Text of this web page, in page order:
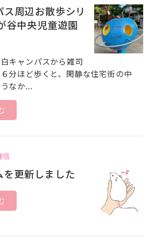
ス周辺お散歩シリ
谷中央児童遊園
キャンパスから雑司
分ほど歩くと、閑静な住宅街の中
なか...
信
更新しました